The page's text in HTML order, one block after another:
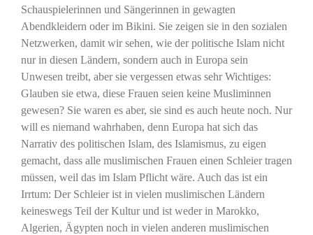
Schauspielerinnen und Sängerinnen in gewagten
Abendkleidern oder im Bikini. Sie zeigen sie in den sozialen
Netzwerken, damit wir sehen, wie der politische Islam nicht
nur in diesen Ländern, sondern auch in Europa sein
Unwesen treibt, aber sie vergessen etwas sehr Wichtiges:
Glauben sie etwa, diese Frauen seien keine Musliminnen
gewesen? Sie waren es aber, sie sind es auch heute noch. Nur
will es niemand wahrhaben, denn Europa hat sich das
Narrativ des politischen Islam, des Islamismus, zu eigen
gemacht, dass alle muslimischen Frauen einen Schleier tragen
müssen, weil das im Islam Pflicht wäre. Auch das ist ein
Irrtum: Der Schleier ist in vielen muslimischen Ländern
keineswegs Teil der Kultur und ist weder in Marokko,
Algerien, Ägypten noch in vielen anderen muslimischen